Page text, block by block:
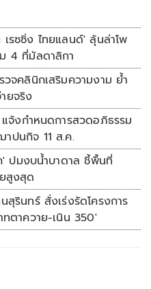
รซซิ่ง ไทยแลนด์' ลุ้นล่าโพ
4 ที่มัลดาลิกา
วจคลินิกเสริมความงาม ย้ำ
ยจริง
จ้งกำหนดการสวดอภิธรรม
ปนกิจ 11 ส.ค.
ปมงบน้ำบาดาล ชี้พื้นที่
สูงสุด
รินทร์ สั่งเร่งรัดโครงการ
ทตาควาย-เนิน 350'